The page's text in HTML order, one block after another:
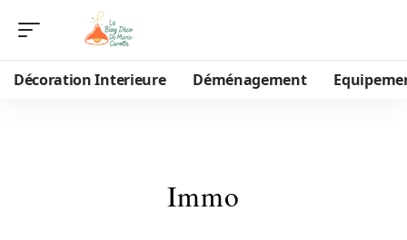
Décoration Interieure Déménagement
Immo